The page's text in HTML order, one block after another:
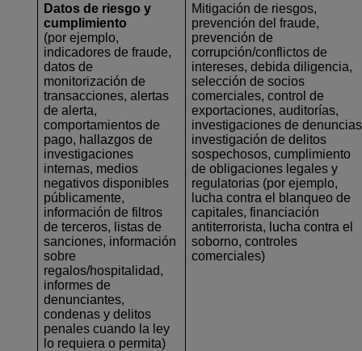
Datos de riesgo y
cumplimiento
(por ejemplo,
indicadores de fraude,
datos de
monitorización de
transacciones, alertas
de alerta,
comportamientos de
pago, hallazgos de
investigaciones
internas, medios
negativos disponibles
públicamente,
información de filtros
de terceros, listas de
sanciones, información
sobre
regalos/hospitalidad,
informes de
denunciantes,
condenas y delitos
penales cuando la ley
lo requiera o permita)
Mitigación de riesgos,
prevención del fraude,
prevención de
corrupción/conflictos de
intereses, debida diligencia,
selección de socios
comerciales, control de
exportaciones, auditorías,
investigaciones de
investigación de delitos
sospechosos, cumplimiento
de obligaciones legales y
regulatorias (por ejemplo,
lucha contra el blanqueo de
capitales, financiación
antiterrorista, lucha contra el
soborno, controles
comerciales)